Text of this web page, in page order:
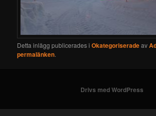
Detta inlägg publicerades iOkategoriseradeav
permalänken.
Drivs med WordPress